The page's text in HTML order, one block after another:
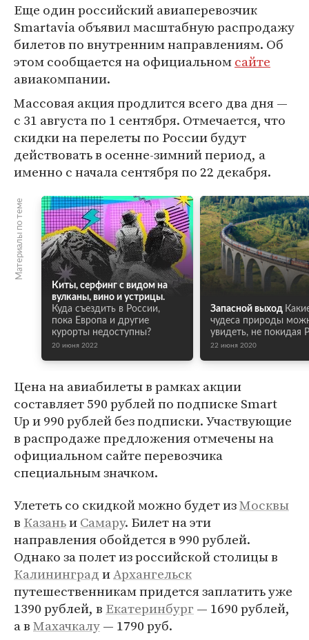
Еще один российский авиаперевозчик
Smartavia объявил масштабную распродажу
билетов по внутренним направлениям. Об
этом сообщается на официальномсайте
авиакомпании.
Массовая акция продлится всего два дня —
с 31 августа по 1 сентября. Отмечается, что
скидки на перелеты по России будут
действовать в осенне-зимний период, а
именно с начала сентября по 22 декабря.
Материалы по теме
Киты, серфинг с видом на
вулканы, вино и устрицы.
Куда съездить в России,
пока Европа и другие
курорты недоступны?
20 июня 2022
Запасной выход
чудеса природы
увидеть, не покидая
22 июня 2020
Цена на авиабилеты в рамках акции
составляет 590 рублей по подписке Smart
Up и 990 рублей без подписки. Участвующие
в распродаже предложения отмечены на
официальном сайте перевозчика
специальным значком.
Улететь со скидкой можно будет изМосквы
в КазаньиСамару. Билет на эти
направления обойдется в 990 рублей.
Однако за полет из российской столицы в
КалининградиАрхангельск
путешественникам придется заплатить уже
1390 рублей, в Екатеринбург — 1690 рублей,
а вМахачкалу— 1790 руб.